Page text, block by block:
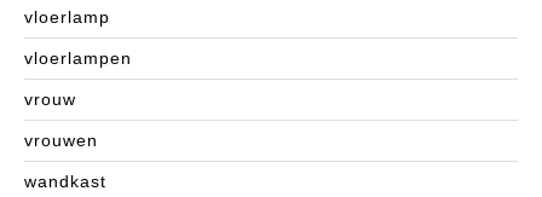
vloerlamp
vloerlampen
vrouw
vrouwen
wandkast